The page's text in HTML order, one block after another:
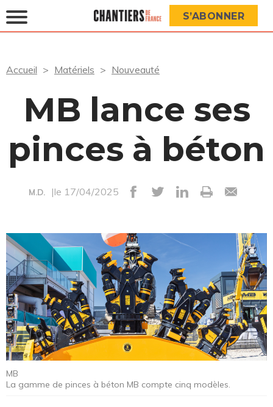
S’ABONNER
Accueil Matériels Nouveauté
MB lance ses
pinces à béton
M.D. |le 17/04/2025
MB
La gamme de pinces à béton MB compte cinq modèles.